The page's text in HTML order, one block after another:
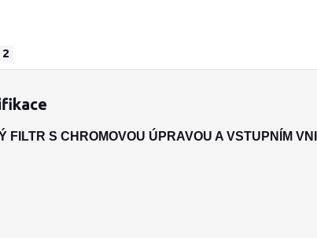
2
FILTR S CHROMOVOU ÚPRAVOU A VSTUPNÍM